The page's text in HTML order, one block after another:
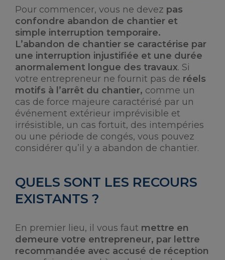
Pour commencer, vous ne devez pas
confondre abandon de chantier et
simple interruption temporaire.
L’abandon de chantier se caractérise par
une interruption injustifiée et une durée
anormalement longue des travaux. Si
votre entrepreneur ne fournit pas de réels
motifs à l’arrêt du chantier, comme un
cas de force majeure caractérisé par un
événement extérieur imprévisible et
irrésistible, un cas fortuit, des intempéries
ou une période de congés, vous pouvez
considérer qu’il y a abandon de chantier.
QUELS SONT LES RECOURS
EXISTANTS ?
En premier lieu, il vous faut mettre en
demeure votre entrepreneur, par lettre
recommandée avec accusé de réception